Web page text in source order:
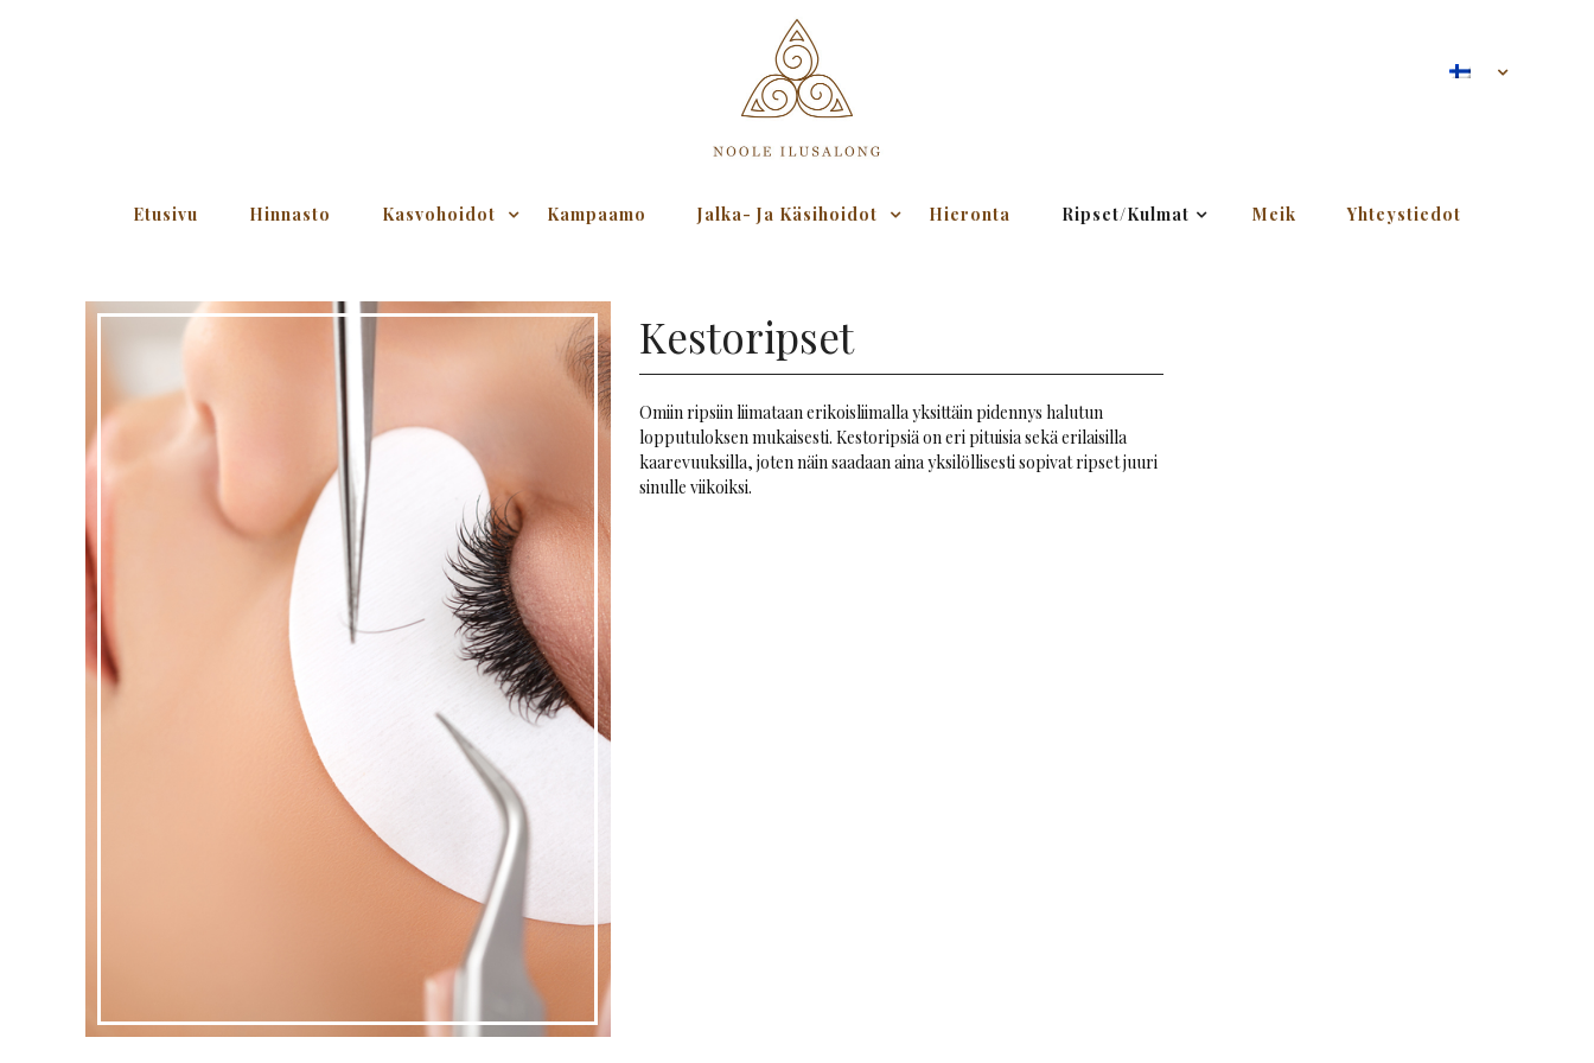
Etusivu Hinnasto Kasvohoidot Kampaamo Jalka- Ja Käsihoidot Hieronta Ripset/Kulmat Meik Yhteystiedot
Kestoripset
Omiin ripsiin liimataan erikoisliimalla yksittäin pidennys halutun
lopputuloksen mukaisesti. Kestoripsiä on eri pituisia sekä erilaisilla
kaarevuuksilla, joten näin saadaan aina yksilöllisesti sopivat ripset juuri
sinulle viikoiksi.